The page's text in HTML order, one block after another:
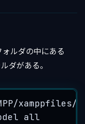
ルダの中にある
ダがある。
/xamppfiles/
all